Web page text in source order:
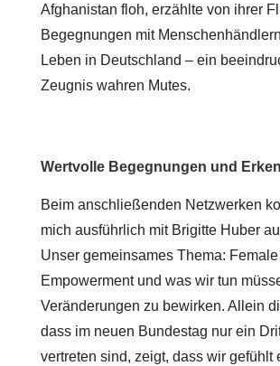
Afghanistan floh, erzählte von ihrer
Begegnungen mit
Leben in Deutschland – ein
Zeugnis wahren Mutes.
Wertvolle Begegnungen und
Beim anschließenden Netzwerken
mich ausführlich mit Brigitte Huber
Unser gemeinsames Thema: Female
Empowerment und was wir tun
Veränderungen zu bewirken. Allein
dass im neuen Bundestag nur ein
vertreten sind, zeigt, dass wir gefühlt